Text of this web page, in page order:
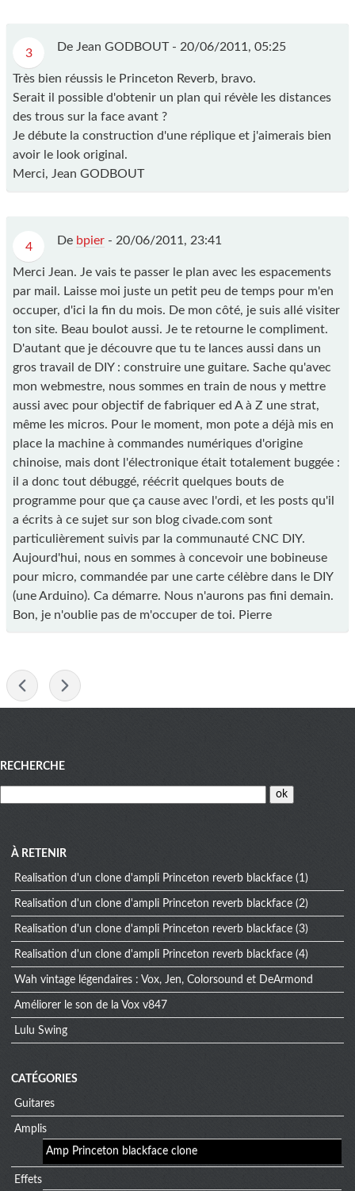
3 De Jean GODBOUT - 20/06/2011, 05:25
Très bien réussis le Princeton Reverb, bravo.
Serait il possible d'obtenir un plan qui révèle les distances
des trous sur la face avant ?
Je débute la construction d'une réplique et j'aimerais bien
avoir le look original.
Merci, Jean GODBOUT
4 De bpier - 20/06/2011, 23:41
Merci Jean. Je vais te passer le plan avec les espacements
par mail. Laisse moi juste un petit peu de temps pour m'en
occuper, d'ici la fin du mois. De mon côté, je suis allé visiter
ton site. Beau boulot aussi. Je te retourne le compliment.
D'autant que je découvre que tu te lances aussi dans un
gros travail de DIY : construire une guitare. Sache qu'avec
mon webmestre, nous sommes en train de nous y mettre
aussi avec pour objectif de fabriquer ed A à Z une strat,
même les micros. Pour le moment, mon pote a déjà mis en
place la machine à commandes numériques d'origine
chinoise, mais dont l'électronique était totalement buggée :
il a donc tout débuggé, réécrit quelques bouts de
programme pour que ça cause avec l'ordi, et les posts qu'il
a écrits à ce sujet sur son blog civade.com sont
particulièrement suivis par la communauté CNC DIY.
Aujourd'hui, nous en sommes à concevoir une bobineuse
pour micro, commandée par une carte célèbre dans le DIY
(une Arduino). Ca démarre. Nous n'aurons pas fini demain.
Bon, je n'oublie pas de m'occuper de toi. Pierre
Menu
RECHERCHE
À RETENIR
Realisation d'un clone d'ampli Princeton reverb blackface (1)
Realisation d'un clone d'ampli Princeton reverb blackface (2)
Realisation d'un clone d'ampli Princeton reverb blackface (3)
Realisation d'un clone d'ampli Princeton reverb blackface (4)
Wah vintage légendaires : Vox, Jen, Colorsound et DeArmond
Améliorer le son de la Vox v847
Lulu Swing
CATÉGORIES
Guitares
Amplis
Amp Princeton blackface clone
Effets